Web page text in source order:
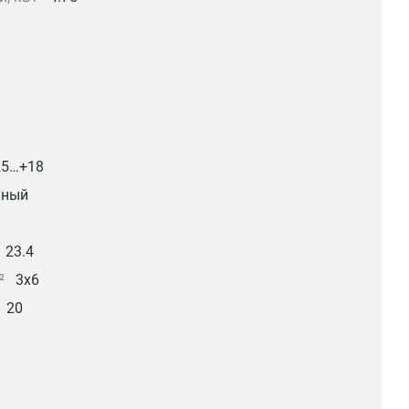
23.4
3x6
20